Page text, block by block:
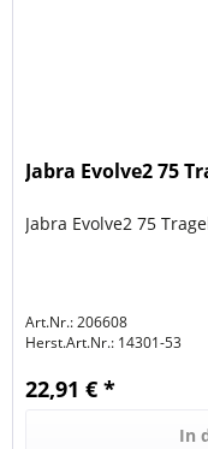
Jabra Evolve2 75
Jabra Evolve2 75
Art.Nr.: 206608
Herst.Art.Nr.: 14301-53
22,91 € *
In